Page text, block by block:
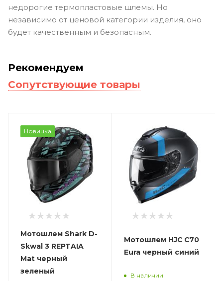
недорогие термопластовые шлемы. Но
независимо от ценовой категории изделия, оно
будет качественным и безопасным.
Рекомендуем
Сопутствующие товары
Новинка
Мотошлем Shark D-
Skwal 3 REPTAIA
Mat черный
зеленый
Мотошлем HJC C70
Eura черный синий
В наличии